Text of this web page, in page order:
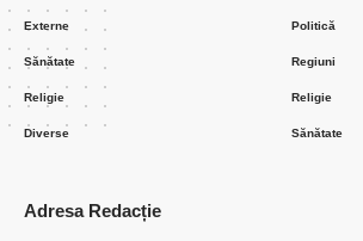
Externe
Sănătate
Religie
Diverse
Politică
Regiuni
Religie
Sănătate
Adresa Redacție